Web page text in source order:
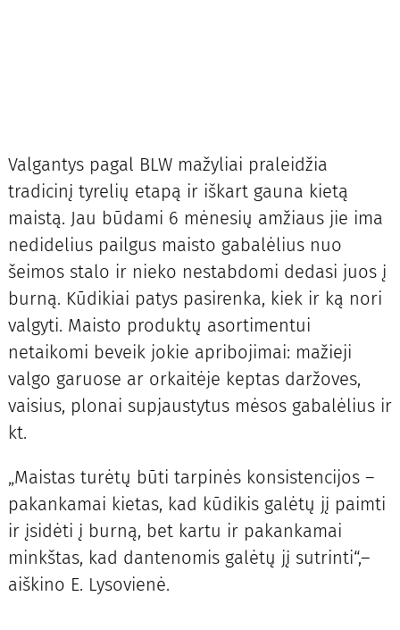
Valgantys pagal BLW mažyliai praleidžia
tradicinį tyrelių etapą ir iškart gauna kietą
maistą. Jau būdami 6 mėnesių amžiaus jie ima
nedidelius pailgus maisto gabalėlius nuo
šeimos stalo ir nieko nestabdomi dedasi juos į
burną. Kūdikiai patys pasirenka, kiek ir ką nori
valgyti. Maisto produktų asortimentui
netaikomi beveik jokie apribojimai: mažieji
valgo garuose ar orkaitėje keptas daržoves,
vaisius, plonai supjaustytus mėsos gabalėlius ir
kt.
„Maistas turėtų būti tarpinės konsistencijos –
pakankamai kietas, kad kūdikis galėtų jį paimti
ir įsidėti į burną, bet kartu ir pakankamai
minkštas, kad dantenomis galėtų jį sutrinti“,–
aiškino E. Lysovienė.